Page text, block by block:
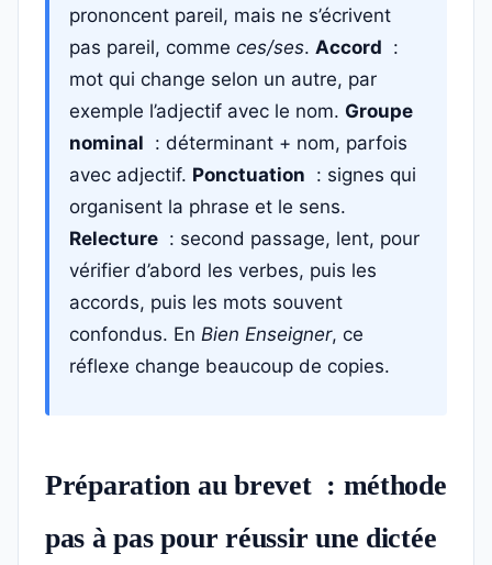
prononcent pareil, mais ne s’écrivent
pas pareil, comme ces/ses. Accord :
mot qui change selon un autre, par
exemple l’adjectif avec le nom. Groupe
nominal : déterminant + nom, parfois
avec adjectif. Ponctuation : signes qui
organisent la phrase et le sens.
Relecture : second passage, lent, pour
vérifier d’abord les verbes, puis les
accords, puis les mots souvent
confondus. En Bien Enseigner, ce
réflexe change beaucoup de copies.
Préparation au brevet : méthode
pas à pas pour réussir une dictée